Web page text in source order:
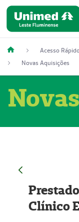
Acesso
Novas Aquisições
Clínico